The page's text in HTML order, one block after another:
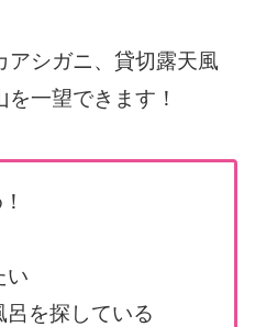
アシガニ、貸切露天風
一望できます！
い
を探している